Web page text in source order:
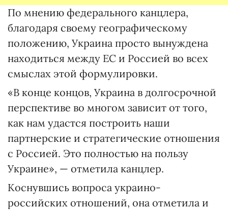
По мнению федерального канцлера,
благодаря своему географическому
положению, Украина просто вынуждена
находиться между ЕС и Россией во всех
смыслах этой формулировки.
«В конце концов, Украина в долгосрочной
перспективе во многом зависит от того,
как нам удастся построить наши
партнерские и стратегические отношения
с Россией. Это полностью на пользу
Украине», — отметила канцлер.
Коснувшись вопроса украино-
российских отношений, она отметила и